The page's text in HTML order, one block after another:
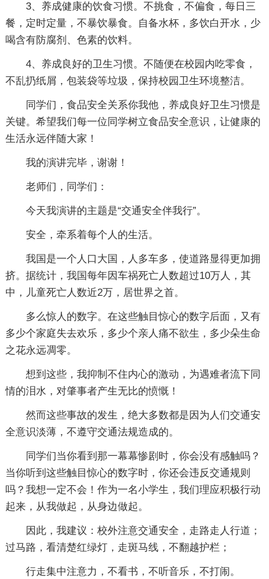
3、养成健康的饮食习惯。不挑食，不偏食，每日三
餐，定时定量，不暴饮暴食。自备水杯，多饮白开水，少
喝含有防腐剂、色素的饮料。
4、养成良好的卫生习惯。不随便在校园内吃零食，
不乱扔纸屑，包装袋等垃圾，保持校园卫生环境整洁。
同学们，食品安全关系你我他，养成良好卫生习惯是
关键。希望我们每一位同学树立食品安全意识，让健康的
生活永远伴随大家！
我的演讲完毕，谢谢！
老师们，同学们：
今天我演讲的主题是“交通安全伴我行”。
安全，牵系着每个人的生活。
我国是一个人口大国，人多车多，使道路显得更加拥
挤。据统计，我国每年因车祸死亡人数超过10万人，其
中，儿童死亡人数近2万，居世界之首。
多么惊人的数字。在这些触目惊心的数字后面，又有
多少个家庭失去欢乐，多少个亲人痛不欲生，多少朵生命
之花永远凋零。
想到这些，我抑制不住内心的激动，为遇难者流下同
情的泪水，对肇事者产生无比的愤慨！
然而这些事故的发生，绝大多数都是因为人们交通安
全意识淡薄，不遵守交通法规造成的。
同学们当你看到那一幕幕惨剧时，你会没有感触吗？
当你听到这些触目惊心的数字时，你还会违反交通规则
吗？我想一定不会！作为一名小学生，我们理应积极行动
起来，从我做起，从身边做起。
因此，我建议：校外注意交通安全，走路走人行道；
过马路，看清楚红绿灯，走斑马线，不翻越护栏；
行走集中注意力，不看书，不听音乐，不打闹。